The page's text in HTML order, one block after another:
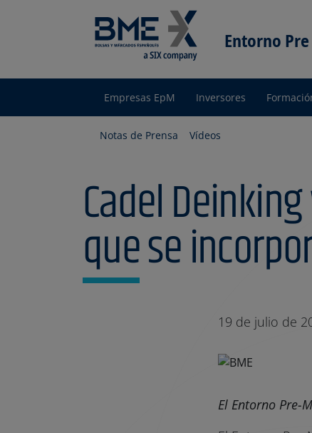
Entorno
Entornopre Mercado
Empresas EpM Inversores
Notas de Prensa Vídeos
Cadel
que se
19 de julio de
El Entorno Pre-